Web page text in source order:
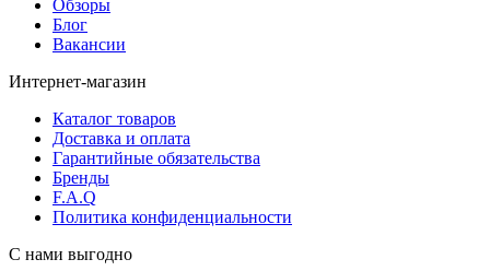
Обзоры
Блог
Вакансии
Интернет-магазин
Каталог товаров
Доставка и оплата
Гарантийные обязательства
Бренды
F.A.Q
Политика конфиденциальности
С нами выгодно